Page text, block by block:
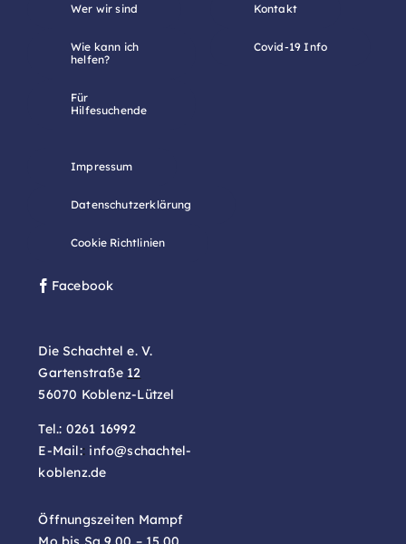
Die Schachtel e. V.
Gartenstraße 12
56070 Koblenz-Lützel
Tel.: 0261 16992
E-Mail:: info@schachtel-
koblenz.de
Öffnungszeiten Mampf
Wer wir sind
Wie kann ich
helfen?
Für
Hilfesuchende
Kontakt
Covid-19 Info
Impressum
Datenschutzerklärung
Cookie Richtlinien
Facebook